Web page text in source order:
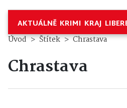
AKTUÁLNĚ KRIMI KRAJ
Úvod Štítek Chrastava
Chrastava